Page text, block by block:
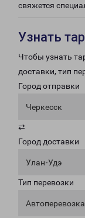
свяжется
Узнать
Чтобы узнать
доставки, тип
Город отправки
Черкесск
⇄
Город доставки
Улан-Удэ
Тип перевозки
Автоперевозка